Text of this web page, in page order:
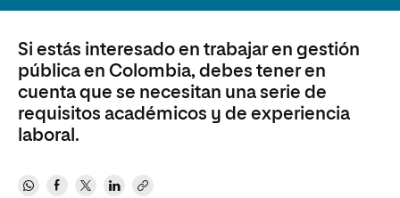
Si estás interesado en trabajar en gestión
pública en Colombia, debes tener en
cuenta que se necesitan una serie de
requisitos académicos y de experiencia
laboral.